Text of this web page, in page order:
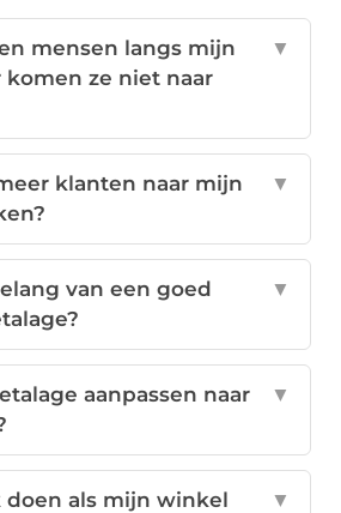
mensen langs mijn
ze niet naar
▼
klanten naar mijn
▼
van een goed
▼
aanpassen naar
▼
doen als mijn winkel
▼